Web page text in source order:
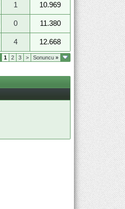
1
10.969
0
11.380
4 12.668
1 2 3 > Sonuncu »